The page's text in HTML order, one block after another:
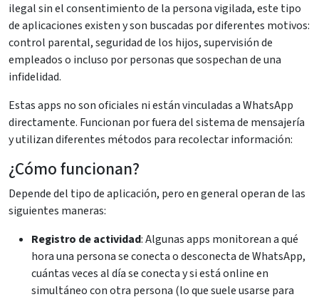
ilegal sin el consentimiento de la persona vigilada, este tipo
de aplicaciones existen y son buscadas por diferentes motivos:
control parental, seguridad de los hijos, supervisión de
empleados o incluso por personas que sospechan de una
infidelidad.
Estas apps no son oficiales ni están vinculadas a WhatsApp
directamente. Funcionan por fuera del sistema de mensajería
y utilizan diferentes métodos para recolectar información:
¿Cómo funcionan?
Depende del tipo de aplicación, pero en general operan de las
siguientes maneras:
Registro de actividad: Algunas apps monitorean a qué
hora una persona se conecta o desconecta de WhatsApp,
cuántas veces al día se conecta y si está online en
simultáneo con otra persona (lo que suele usarse para